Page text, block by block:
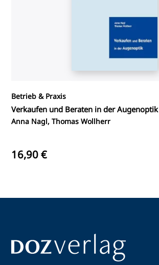
Betrieb & Praxis
Verkaufen und Beraten in der Augenoptik
Anna Nagl, Thomas Wollherr
16,90 €